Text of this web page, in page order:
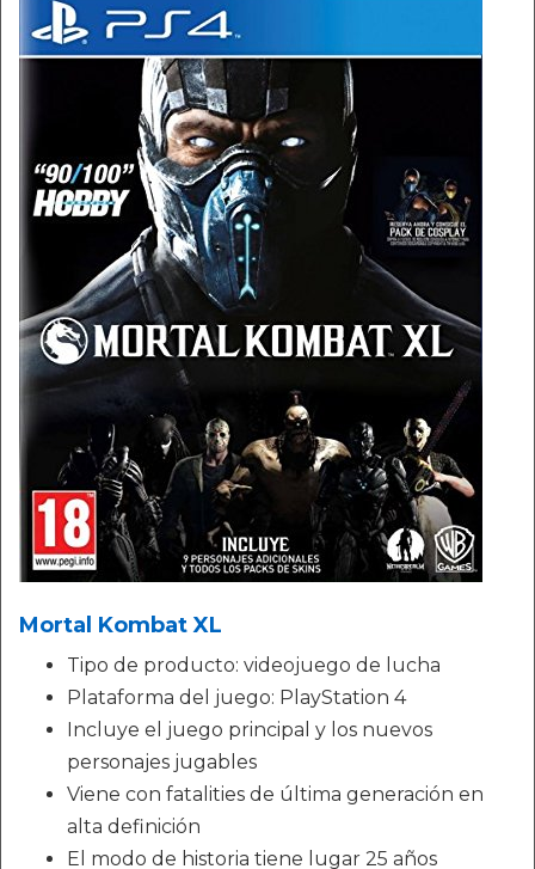
Mortal Kombat XL
Tipo de producto: videojuego de lucha
Plataforma del juego: PlayStation 4
Incluye el juego principal y los nuevos
personajes jugables
Viene con fatalities de última generación en
alta definición
El modo de historia tiene lugar 25 años